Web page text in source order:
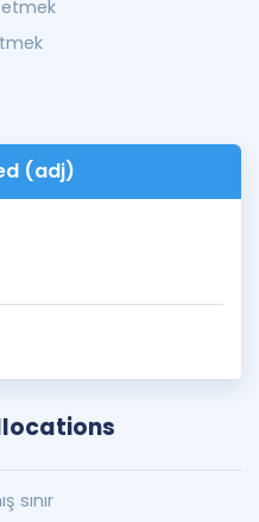
(adj)
sınır